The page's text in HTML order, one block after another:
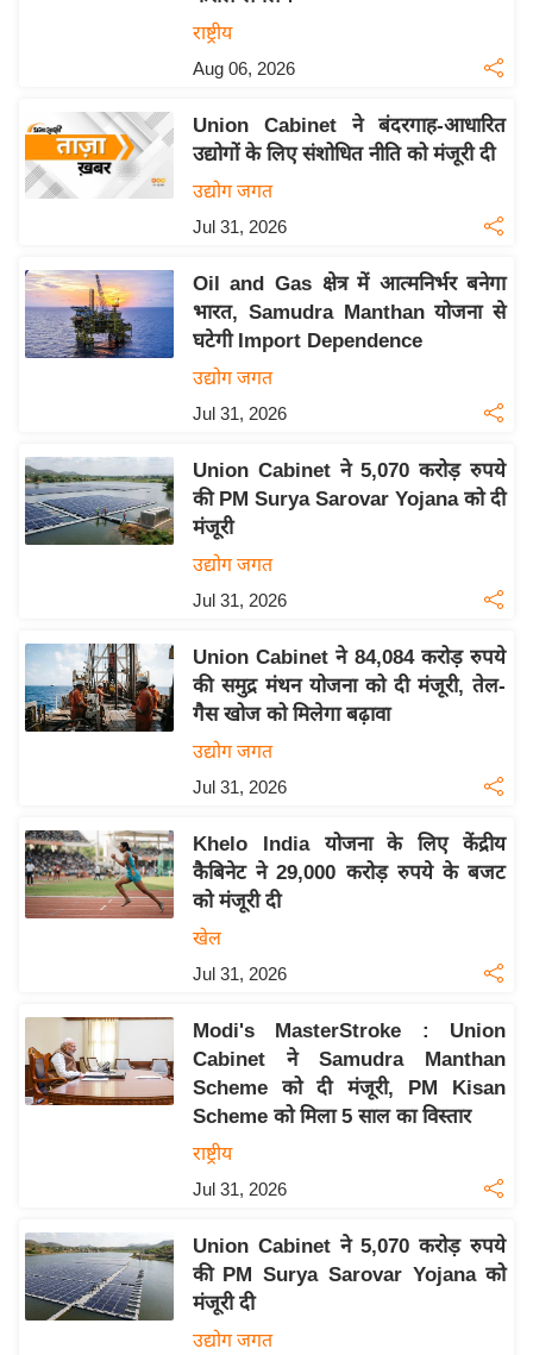
उ
द्यो
ग
त
वि
शे
रा
य
ब
ल
क्रि
के
L
2
0
क्रा
इ
म
ई
र
मि
सा
राष्ट्रीय
Aug 06, 2026
Union Cabinet ने बंदरगाह-आधारित
उद्योगों के लिए संशोधित नीति को मंजूरी दी
उद्योग जगत
Jul 31, 2026
Oil and Gas क्षेत्र में आत्मनिर्भर बनेगा
भारत, Samudra Manthan योजना से
घटेगी Import Dependence
उद्योग जगत
Jul 31, 2026
Union Cabinet ने 5,070 करोड़ रुपये
की PM Surya Sarovar Yojana को दी
मंजूरी
उद्योग जगत
Jul 31, 2026
Union Cabinet ने 84,084 करोड़ रुपये
की समुद्र मंथन योजना को दी मंजूरी, तेल-
गैस खोज को मिलेगा बढ़ावा
उद्योग जगत
Jul 31, 2026
Khelo India योजना के लिए केंद्रीय
कैबिनेट ने 29,000 करोड़ रुपये के बजट
को मंजूरी दी
खेल
Jul 31, 2026
Modi's MasterStroke : Union
Cabinet ने Samudra Manthan
Scheme को दी मंजूरी, PM Kisan
Scheme को मिला 5 साल का विस्तार
राष्ट्रीय
Jul 31, 2026
Union Cabinet ने 5,070 करोड़ रुपये
की PM Surya Sarovar Yojana को
मंजूरी दी
उद्योग जगत